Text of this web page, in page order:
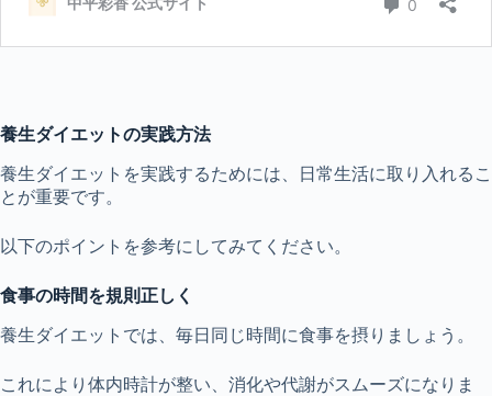
養生ダイエットの実践方法
養生ダイエットを実践するためには、日常生活に取り入れるこ
とが重要です。
以下のポイントを参考にしてみてください。
食事の時間を規則正しく
養生ダイエットでは、毎日同じ時間に食事を摂りましょう。
これにより体内時計が整い、消化や代謝がスムーズになりま